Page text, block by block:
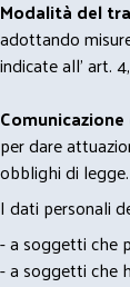
Modalità del
adottando
indicate all' art.
per dare
obblighi di legge.
I dati personali
- a soggetti che
- a soggetti che